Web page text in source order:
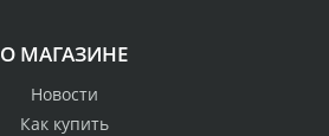
О МАГАЗИНЕ
Новости
Как купить